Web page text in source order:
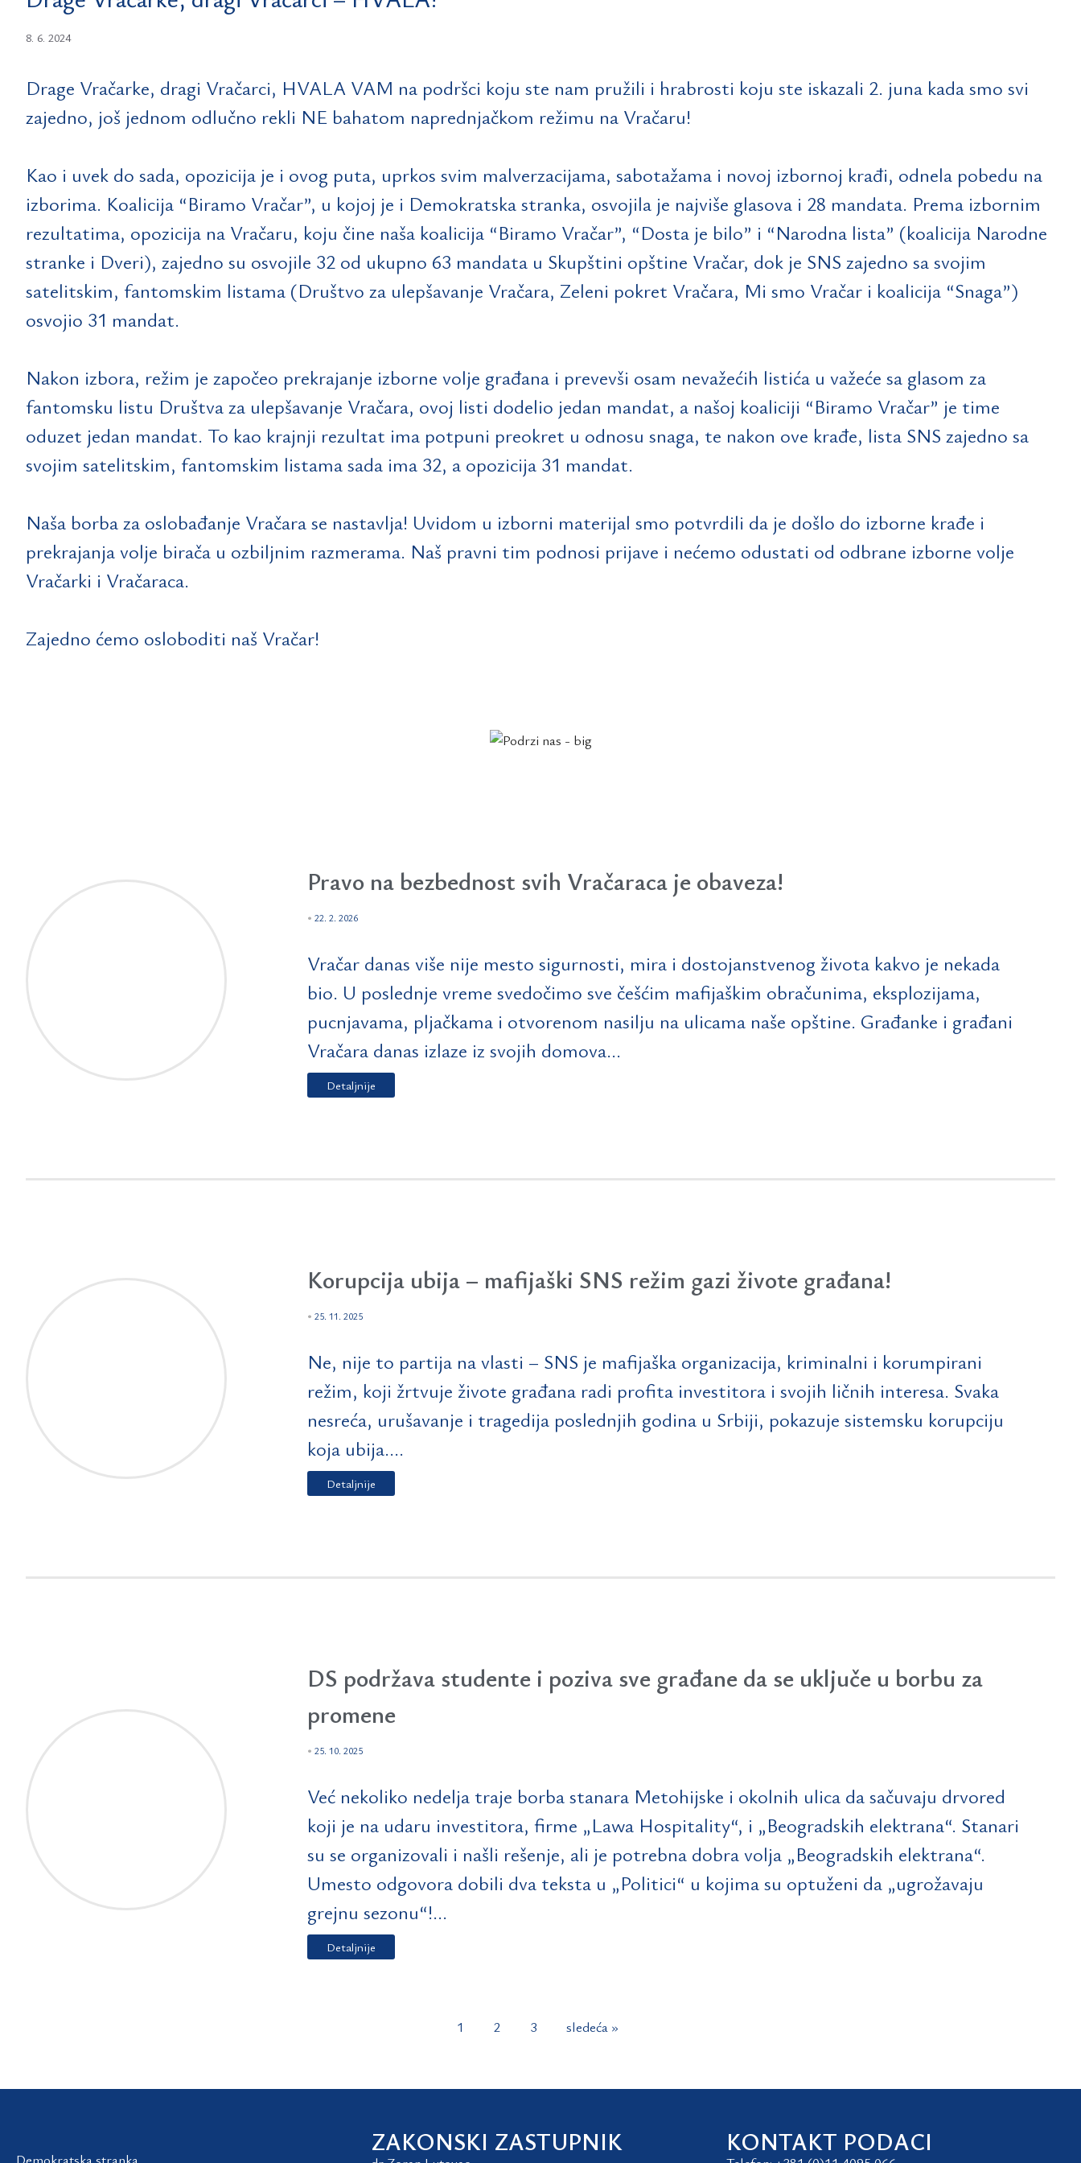
8. 6. 2024
Drage Vračarke, dragi Vračarci, HVALA VAM na podršci koju ste nam pružili i hrabrosti koju ste iskazali 2. juna kada smo svi
zajedno, još jednom odlučno rekli NE bahatom naprednjačkom režimu na Vračaru!
Kao i uvek do sada, opozicija je i ovog puta, uprkos svim malverzacijama, sabotažama i novoj izbornoj krađi, odnela pobedu na
izborima. Koalicija “Biramo Vračar”, u kojoj je i Demokratska stranka, osvojila je najviše glasova i 28 mandata. Prema izbornim
rezultatima, opozicija na Vračaru, koju čine naša koalicija “Biramo Vračar”, “Dosta je bilo” i “Narodna lista” (koalicija Narodne
stranke i Dveri), zajedno su osvojile 32 od ukupno 63 mandata u Skupštini opštine Vračar, dok je SNS zajedno sa svojim
satelitskim, fantomskim listama (Društvo za ulepšavanje Vračara, Zeleni pokret Vračara, Mi smo Vračar i koalicija “Snaga”)
osvojio 31 mandat.
Nakon izbora, režim je započeo prekrajanje izborne volje građana i prevevši osam nevažećih listića u važeće sa glasom za
fantomsku listu Društva za ulepšavanje Vračara, ovoj listi dodelio jedan mandat, a našoj koaliciji “Biramo Vračar” je time
oduzet jedan mandat. To kao krajnji rezultat ima potpuni preokret u odnosu snaga, te nakon ove krađe, lista SNS zajedno sa
svojim satelitskim, fantomskim listama sada ima 32, a opozicija 31 mandat.
Naša borba za oslobađanje Vračara se nastavlja! Uvidom u izborni materijal smo potvrdili da je došlo do izborne krađe i
prekrajanja volje birača u ozbiljnim razmerama. Naš pravni tim podnosi prijave i nećemo odustati od odbrane izborne volje
Vračarki i Vračaraca.
Zajedno ćemo osloboditi naš Vračar!
Pravo na bezbednost svih Vračaraca je obaveza!
• 22. 2. 2026
Vračar danas više nije mesto sigurnosti, mira i dostojanstvenog života kakvo je nekada
bio. U poslednje vreme svedočimo sve češćim mafijaškim obračunima, eksplozijama,
pucnjavama, pljačkama i otvorenom nasilju na ulicama naše opštine. Građanke i građani
Vračara danas izlaze iz svojih domova...
Detaljnije
Korupcija ubija – mafijaški SNS režim gazi živote građana!
• 25. 11. 2025
Ne, nije to partija na vlasti – SNS je mafijaška organizacija, kriminalni i korumpirani
režim, koji žrtvuje živote građana radi profita investitora i svojih ličnih interesa. Svaka
nesreća, urušavanje i tragedija poslednjih godina u Srbiji, pokazuje sistemsku korupciju
koja ubija....
Detaljnije
DS podržava studente i poziva sve građane da se uključe u borbu za
promene
• 25. 10. 2025
Već nekoliko nedelja traje borba stanara Metohijske i okolnih ulica da sačuvaju drvored
koji je na udaru investitora, firme „Lawa Hospitality“, i „Beogradskih elektrana“. Stanari
su se organizovali i našli rešenje, ali je potrebna dobra volja „Beogradskih elektrana“.
Umesto odgovora dobili dva teksta u „Politici“ u kojima su optuženi da „ugrožavaju
grejnu sezonu“!...
Detaljnije
1 2 3 sledeća »
ZAKONSKI ZASTUPNIK KONTAKT PODACI